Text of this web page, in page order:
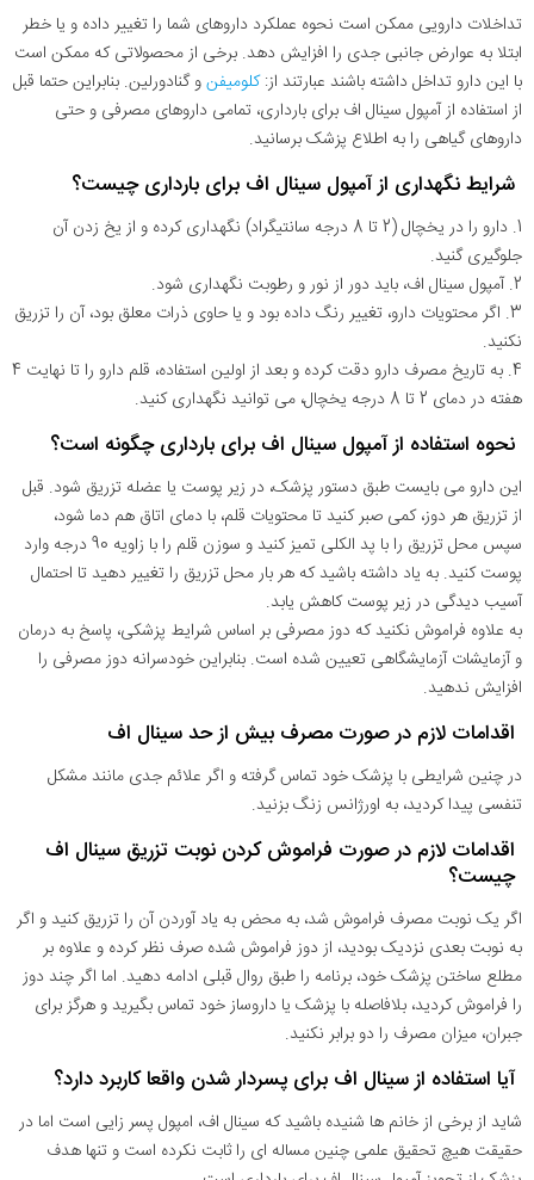
تداخلات دارویی ممکن است نحوه عملکرد داروهای شما را تغییر داده و یا خطر
ابتلا به عوارض جانبی جدی را افزایش دهد. برخی از محصولاتی که ممکن است
با این دارو تداخل داشته باشند عبارتند از:کلومیفنو گنادورلین. بنابراین حتما قبل
از استفاده از آمپول سینال اف برای بارداری، تمامی داروهای مصرفی و حتی
داروهای گیاهی را به اطلاع پزشک برسانید.
شرایط نگهداری از آمپول سینال اف برای بارداری چیست؟
1. دارو را در یخچال (2 تا 8 درجه سانتیگراد) نگهداری کرده و از یخ زدن آن
جلوگیری گنید.
2. آمپول سینال اف، باید دور از نور و رطوبت نگهداری شود.
3. اگر محتویات دارو، تغییر رنگ داده بود و یا حاوی ذرات معلق بود، آن را تزریق
نکنید.
4. به تاریخ مصرف دارو دقت کرده و بعد از اولین استفاده، قلم دارو را تا نهایت 4
هفته در دمای 2 تا 8 درجه یخچال، می توانید نگهداری کنید.
نحوه استفاده از آمپول سینال اف برای بارداری چگونه است؟
این دارو می بایست طبق دستور پزشک، در زیر پوست یا عضله تزریق شود. قبل
از تزریق هر دوز، کمی صبر کنید تا محتویات قلم، با دمای اتاق هم دما شود،
سپس محل تزریق را با پد الکلی تمیز کنید و سوزن قلم را با زاویه 90 درجه وارد
پوست کنید. به یاد داشته باشید که هر بار محل تزریق را تغییر دهید تا احتمال
آسیب دیدگی در زیر پوست کاهش یابد.
به علاوه فراموش نکنید که دوز مصرفی بر اساس شرایط پزشکی، پاسخ به درمان
و آزمایشات آزمایشگاهی تعیین شده است. بنابراین خودسرانه دوز مصرفی را
افزایش ندهید.
اقدامات لازم در صورت مصرف بیش از حد سینال اف
در چنین شرایطی با پزشک خود تماس گرفته و اگر علائم جدی مانند مشکل
تنفسی پیدا کردید، به اورژانس زنگ بزنید.
اقدامات لازم در صورت فراموش کردن نوبت تزریق سینال اف
چیست؟
اگر یک نوبت مصرف فراموش شد، به محض به یاد آوردن آن را تزریق کنید و اگر
به نوبت بعدی نزدیک بودید، از دوز فراموش شده صرف نظر کرده و علاوه بر
مطلع ساختن پزشک خود، برنامه را طبق روال قبلی ادامه دهید. اما اگر چند دوز
را فراموش کردید، بلافاصله با پزشک یا داروساز خود تماس بگیرید و هرگز برای
جبران، میزان مصرف را دو برابر نکنید.
آیا استفاده از سینال اف برای پسردار شدن واقعا کاربرد دارد؟
شاید از برخی از خانم ها شنیده باشید که سینال اف، امپول پسر زایی است اما در
حقیقت هیچ تحقیق علمی چنین مساله ای را ثابت نکرده است و تنها هدف